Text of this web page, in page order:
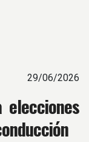
29/06/2026
elecciones